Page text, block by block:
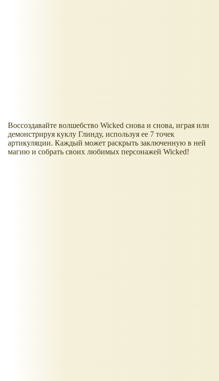
Воссоздавайте волшебство Wicked снова и снова, играя или
демонстрируя куклу Глинду, используя ее 7 точек
артикуляции. Каждый может раскрыть заключенную в ней
магию и собрать своих любимых персонажей Wicked!